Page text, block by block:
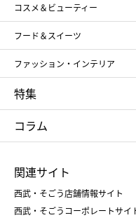
メンズ
スポーツ・アウトドア
お中元
コスメ＆ビューティー
SHISEIDO
ポール&ジョー ボーテ
NARS
RMK
クリニーク
フード＆スイーツ
アンリ・シャルパンティエ
ゴディバ
たねや
ねんりん家
ファッション・インテリア
ポロ ラルフ ローレン
タケオ キクチ
シュタイフ
特集
お中元
ひな人形
父の日
クリスマスケーキ
コラム
菓子折り
和菓子
人気のギフト
関連サイト
西武・そごう店舗情報サイト
西武・そごうコーポレートサイ